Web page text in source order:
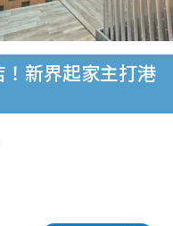
新界起家主打港